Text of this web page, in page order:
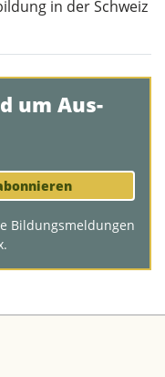
in der Schweiz
um Aus-
Bildungsmeldungen